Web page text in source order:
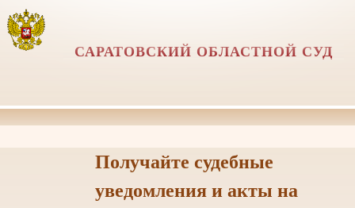
САРАТОВСКИЙ ОБЛАСТНОЙ СУД
Получайте судебные
уведомления и акты на